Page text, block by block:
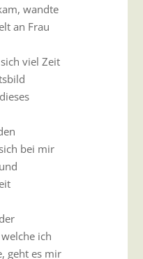
wandte
an Frau
viel Zeit
bei mir
ich
geht es mir